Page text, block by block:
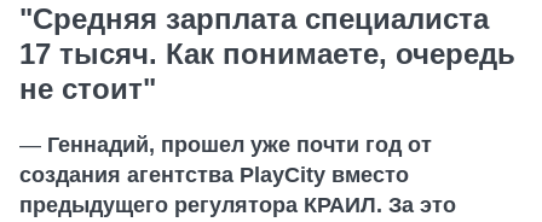
"Средняя зарплата специалиста
17 тысяч. Как понимаете, очередь
не стоит"
— Геннадий, прошел уже почти год от
создания агентства PlayCity вместо
предыдущего регулятора КРАИЛ. За это